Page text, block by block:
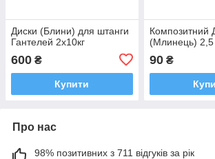
Диски (Блини) для штанги
Гантелей 2х10кг
600 ₴
Купити
Композитний
(Млинець) 2,5
90₴
Про нас
98% позитивних з 711 відгуків за рік